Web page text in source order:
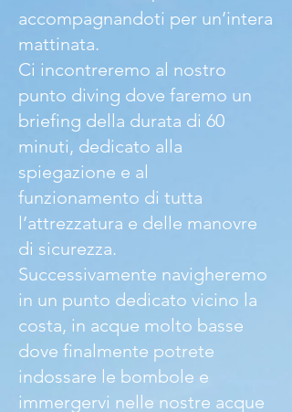
accompagnandoti per un’intera
mattinata.
Ci incontreremo al nostro
punto diving dove faremo un
briefing della durata di 60
minuti, dedicato alla
spiegazione e al
funzionamento di tutta
l’attrezzatura e delle manovre
di sicurezza.
Successivamente navigheremo
in un punto dedicato vicino la
costa, in acque molto basse
dove finalmente potrete
indossare le bombole e
immergervi nelle nostre acque